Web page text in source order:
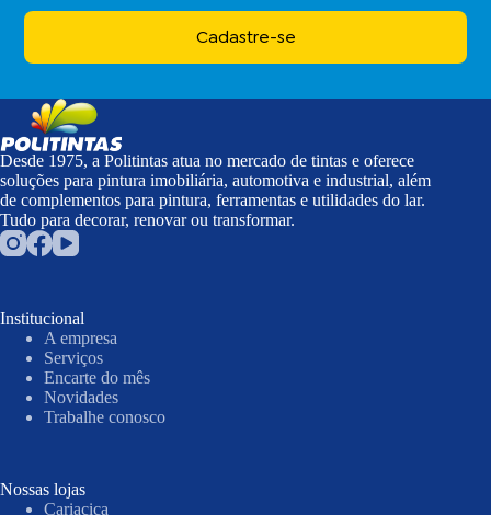
Cadastre-se
Desde 1975, a Politintas atua no mercado de tintas e oferece
soluções para pintura imobiliária, automotiva e industrial, além
de complementos para pintura, ferramentas e utilidades do lar.
Tudo para decorar, renovar ou transformar.
Institucional
A empresa
Serviços
Encarte do mês
Novidades
Trabalhe conosco
Nossas lojas
Cariacica